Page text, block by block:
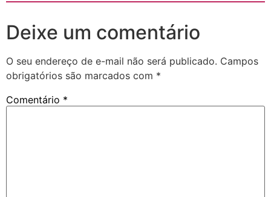
Deixe um comentário
O seu endereço de e-mail não será publicado. Campos
obrigatórios são marcados com *
Comentário *